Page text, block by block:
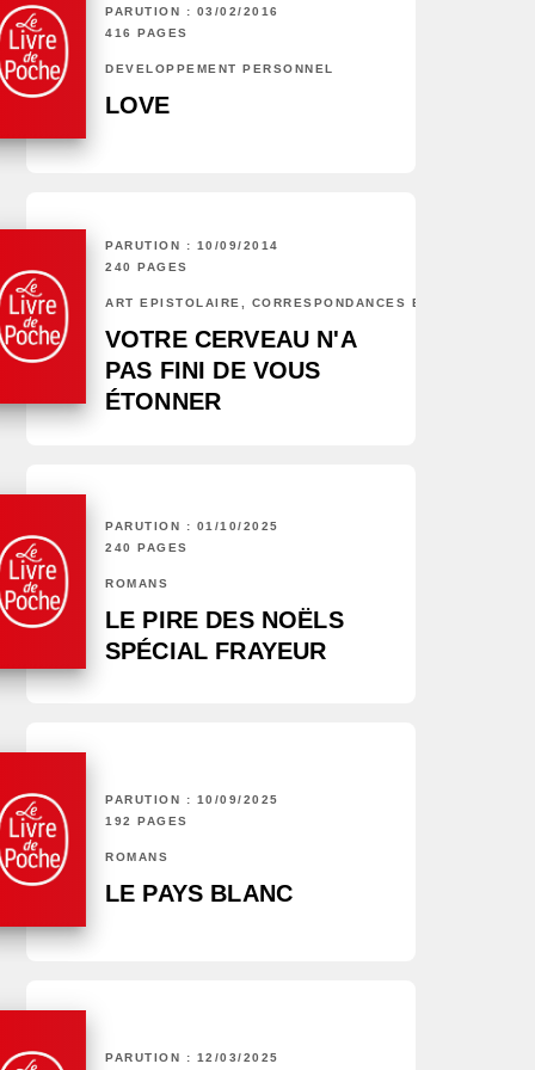
PARUTION : 03/02/2016
416 PAGES
DÉVELOPPEMENT PERSONNEL
LOVE
PARUTION : 10/09/2014
240 PAGES
ART ÉPISTOLAIRE, CORRESPONDANCES ET CHRONIQUES
VOTRE CERVEAU N'A
PAS FINI DE VOUS
ÉTONNER
PARUTION : 01/10/2025
240 PAGES
ROMANS
LE PIRE DES NOËLS
SPÉCIAL FRAYEUR
PARUTION : 10/09/2025
192 PAGES
ROMANS
LE PAYS BLANC
PARUTION : 12/03/2025